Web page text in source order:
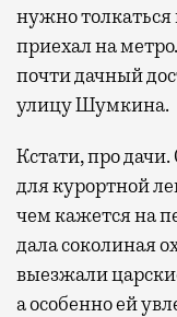
нужно толкаться
приехал на
почти дачный
улицу Шумкина.
Кстати, про
для курортной
чем кажется на
дала соколиная
выезжали
а особенно ей